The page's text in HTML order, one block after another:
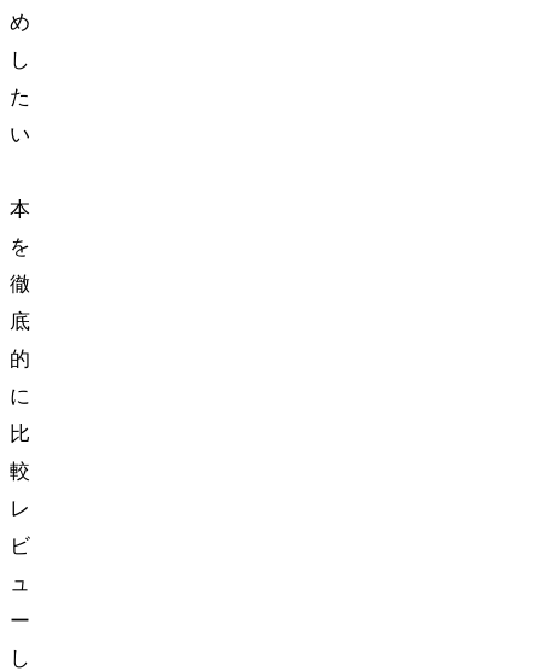
め
し
た
い
本
を
徹
底
的
に
比
較
レ
ビ
ュ
ー
し